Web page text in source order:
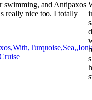
swimming, and Antipaxos
really nice too. I totally